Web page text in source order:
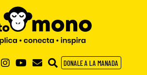
DONALE A LA MANADA